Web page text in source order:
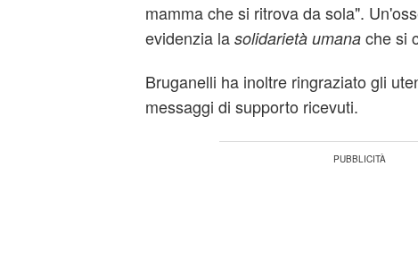
mamma che si ritrova da sola".
evidenzia la solidarietà umanache si
Bruganelli ha inoltre ringraziato gli
messaggi di supporto ricevuti.